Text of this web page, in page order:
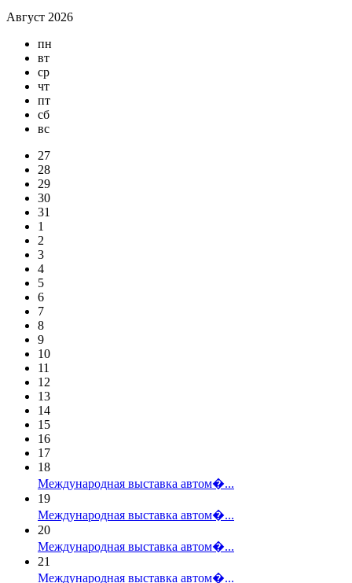
Август 2026
пн
вт
ср
чт
пт
сб
вс
27
28
29
30
31
1
2
3
4
5
6
7
8
9
10
11
12
13
14
15
16
17
18
Международная выставка автом�...
19
Международная выставка автом�...
20
Международная выставка автом�...
21
Международная выставка автом�...